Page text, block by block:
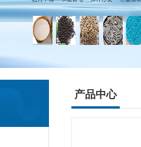
产品中心